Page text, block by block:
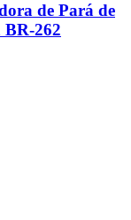
de Pará de
BR-262